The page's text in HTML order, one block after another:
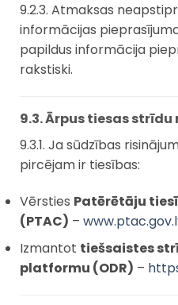
9.2.3. Atmaksas
informācijas
papildus informācija
rakstiski.
9.3. Ārpus tiesas
9.3.1. Ja sūdzības
pircējam ir tiesības:
Vērsties Patērētāju
(PTAC) –
Izmantot tiešsaistes
platformu (ODR) –